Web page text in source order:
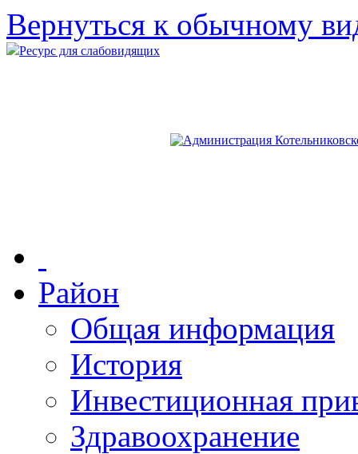
Вернуться к обычному
Ресурс для слабовидящих
Район
Общая информация
История
Инвестиционная
Здравоохранение